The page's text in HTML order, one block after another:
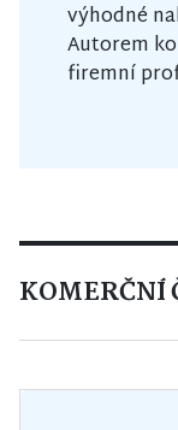
výhodné
Autorem
firemní
KOMERČNÍ